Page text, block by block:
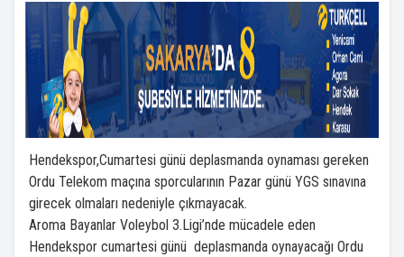
Hendekspor,Cumartesi günü deplasmanda oynaması gereken
Ordu Telekom maçına sporcularının Pazar günü YGS sınavına
girecek olmaları nedeniyle çıkmayacak.
Aroma Bayanlar Voleybol 3.Ligi’nde mücadele eden
Hendekspor cumartesi günü deplasmanda oynayacağı Ordu